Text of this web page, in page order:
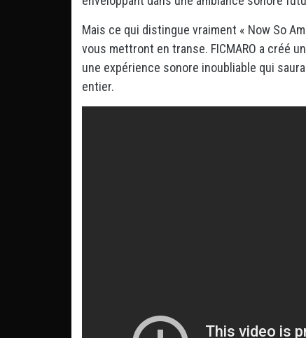
Mais ce qui distingue vraiment « Now So
vous mettront en transe. FICMARO a créé
une expérience sonore inoubliable qui
entier.